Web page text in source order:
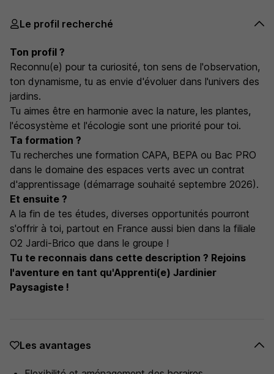
Le profil recherché
Ton profil ?
Reconnu(e) pour ta curiosité, ton sens de l'observation,
ton dynamisme, tu as envie d'évoluer dans l'univers des
jardins.
Tu aimes être en harmonie avec la nature, les plantes,
l'écosystème et l'écologie sont une priorité pour toi.
Ta formation ?
Tu recherches une formation CAPA, BEPA ou Bac PRO
dans le domaine des espaces verts avec un contrat
d'apprentissage (démarrage souhaité septembre 2026).
Et ensuite ?
A la fin de tes études, diverses opportunités pourront
s'offrir à toi, partout en France aussi bien dans la filiale
O2 Jardi-Brico que dans le groupe !
Tu te reconnais dans cette description ? Rejoins
l'aventure en tant qu'Apprenti(e) Jardinier
Paysagiste !
Les avantages